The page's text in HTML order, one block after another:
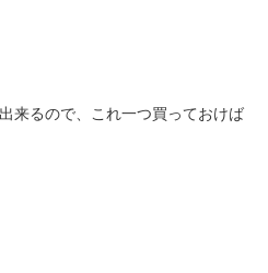
来るので、これ一つ買っておけば